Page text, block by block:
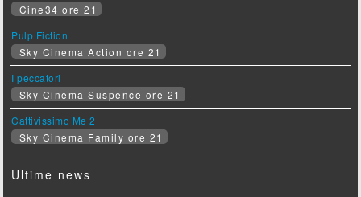
Cine34 ore 21
Pulp Fiction
Sky Cinema Action ore 21
I peccatori
Sky Cinema Suspence ore 21
Cattivissimo Me 2
Sky Cinema Family ore 21
Ultime news